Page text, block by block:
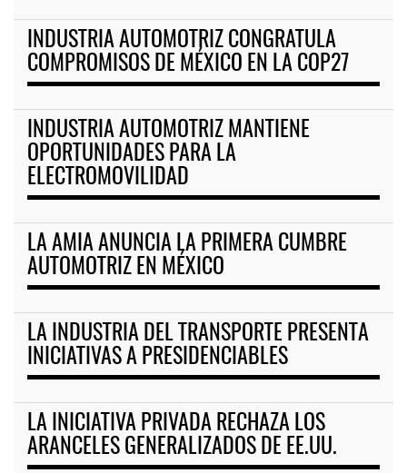
INDUSTRIA AUTOMOTRIZ CONGRATULA
COMPROMISOS DE MÉXICO EN LA COP27
INDUSTRIA AUTOMOTRIZ MANTIENE
OPORTUNIDADES PARA LA
ELECTROMOVILIDAD
LA AMIA ANUNCIA LA PRIMERA CUMBRE
AUTOMOTRIZ EN MÉXICO
LA INDUSTRIA DEL TRANSPORTE PRESENTA
INICIATIVAS A PRESIDENCIABLES
LA INICIATIVA PRIVADA RECHAZA LOS
ARANCELES GENERALIZADOS DE EE.UU.